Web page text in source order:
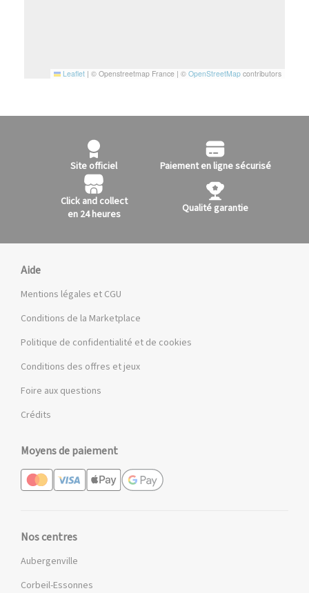
Leaflet | © Openstreetmap France | © OpenStreetMap contributors
Site officiel Paiement en ligne sécurisé
Click and collect
en 24 heures
Qualité garantie
Aide
Mentions légales et CGU
Conditions de la Marketplace
Politique de confidentialité et de cookies
Conditions des offres et jeux
Foire aux questions
Crédits
Moyens de paiement
Nos centres
Aubergenville
Corbeil-Essonnes